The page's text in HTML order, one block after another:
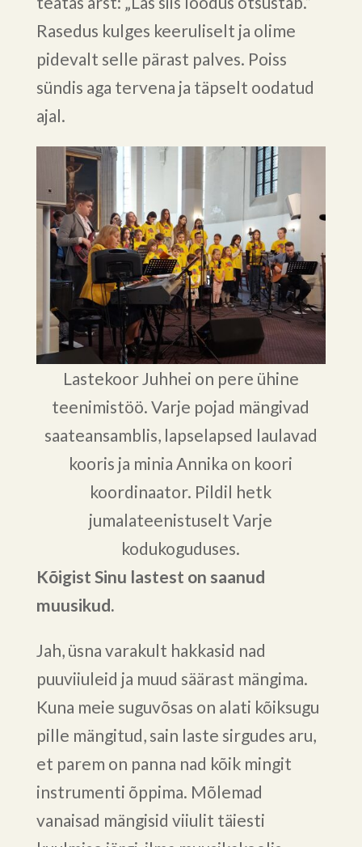
Rasedus kulges keeruliselt ja olime
pidevalt selle pärast palves. Poiss
sündis aga tervena ja täpselt oodatud
ajal.
Lastekoor Juhhei on pere ühine
teenimistöö. Varje pojad mängivad
saateansamblis, lapselapsed laulavad
kooris ja minia Annika on koori
koordinaator. Pildil hetk
jumalateenistuselt Varje
kodukoguduses.
Kõigist Sinu lastest on saanud
muusikud.
Jah, üsna varakult hakkasid nad
puuviiuleid ja muud säärast mängima.
Kuna meie suguvõsas on alati kõiksugu
pille mängitud, sain laste sirgudes aru,
et parem on panna nad kõik mingit
instrumenti õppima. Mõlemad
vanaisad mängisid viiulit täiesti